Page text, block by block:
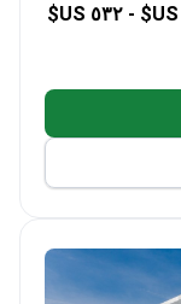
٥٣٢ US$